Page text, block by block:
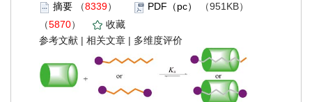
摘要 （8339） PDF（pc）
（951KB）
（5870）
收藏
参考文献 | 相关文章 | 多维度评价